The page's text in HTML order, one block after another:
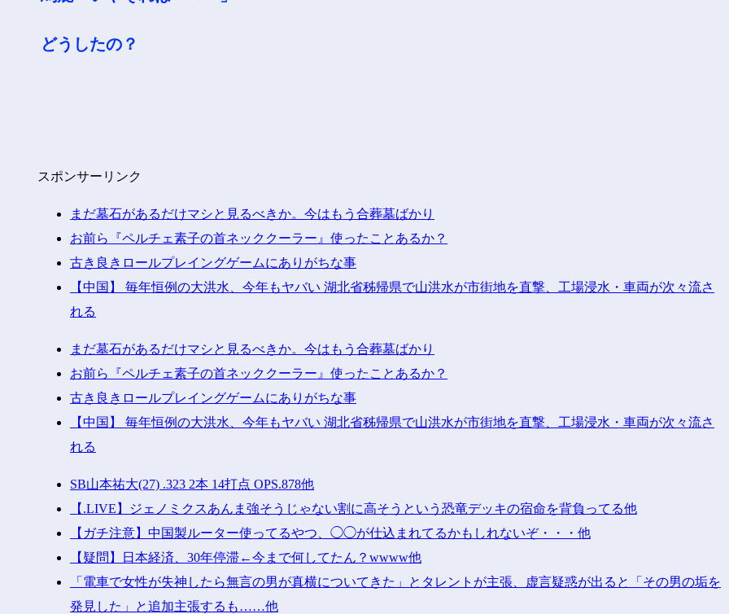
どうしたの？
スポンサーリンク
まだ墓石があるだけマシと見るべきか。今はもう合葬墓ばかり
お前ら『ペルチェ素子の首ネッククーラー』使ったことあるか？
古き良きロールプレイングゲームにありがちな事
【中国】 毎年恒例の大洪水、今年もヤバい 湖北省秭帰県で山洪水が市街地を直撃、工場浸水・車両が次々流さ
れる
まだ墓石があるだけマシと見るべきか。今はもう合葬墓ばかり
お前ら『ペルチェ素子の首ネッククーラー』使ったことあるか？
古き良きロールプレイングゲームにありがちな事
【中国】 毎年恒例の大洪水、今年もヤバい 湖北省秭帰県で山洪水が市街地を直撃、工場浸水・車両が次々流さ
れる
SB山本祐大(27) .323 2本 14打点 OPS.878他
【.LIVE】ジェノミクスあんま強そうじゃない割に高そうという恐竜デッキの宿命を背負ってる他
【ガチ注意】中国製ルーター使ってるやつ、◯◯が仕込まれてるかもしれないぞ・・・他
【疑問】日本経済、30年停滞←今まで何してたん？wwww他
「電車で女性が失神したら無言の男が真横についてきた」とタレントが主張、虚言疑惑が出ると「その男の垢を
発見した」と追加主張するも……他